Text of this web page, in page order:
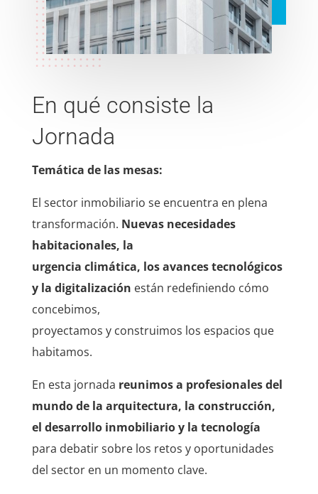
En qué consiste la
Jornada
Temática de las mesas:
El sector inmobiliario se encuentra en plena
transformación. Nuevas necesidades
habitacionales, la
urgencia climática, los avances tecnológicos
y la digitalización están redefiniendo cómo
concebimos,
proyectamos y construimos los espacios que
habitamos.
En esta jornada reunimos a profesionales del
mundo de la arquitectura, la construcción,
el desarrollo inmobiliario y la tecnología
para debatir sobre los retos y oportunidades
del sector en un momento clave.